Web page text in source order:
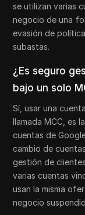
se utilizan varias
negocio de una
evasión de
subastas.
¿Es seguro
bajo un solo
Sí, usar una
llamada MCC, es
cuentas de
cambio de
gestión de
varias cuentas
usan la misma
negocio